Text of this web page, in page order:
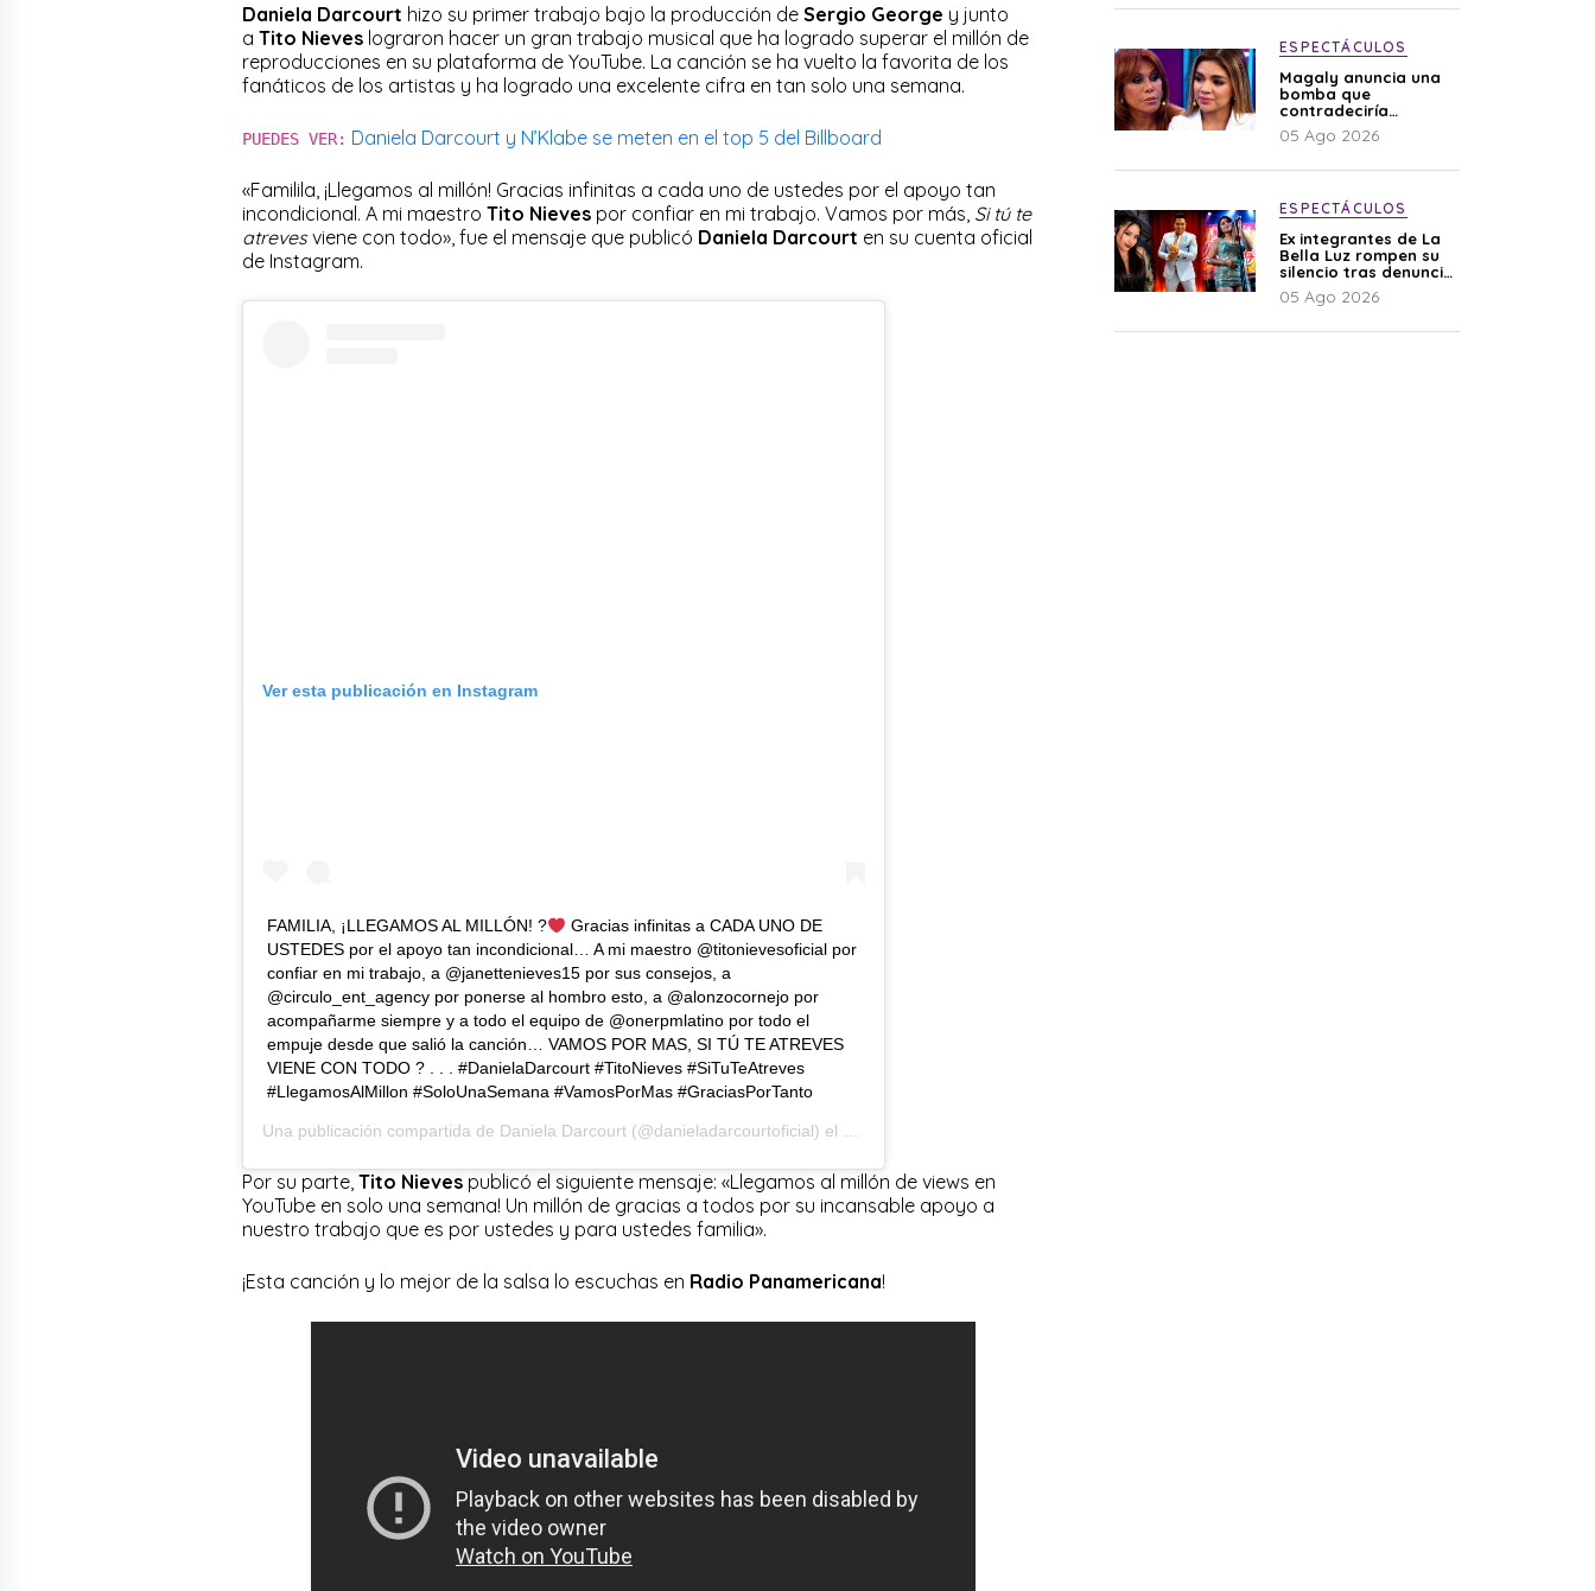
Daniela Darcourt hizo su primer trabajo bajo la producción de Sergio George y junto
a Tito Nieves lograron hacer un gran trabajo musical que ha logrado superar el millón de
reproducciones en su plataforma de YouTube. La canción se ha vuelto la favorita de los
fanáticos de los artistas y ha logrado una excelente cifra en tan solo una semana.
PUEDES VER: Daniela Darcourt y N’Klabe se meten en el top 5 del Billboard
«Familila, ¡Llegamos al millón! Gracias infinitas a cada uno de ustedes por el apoyo tan
incondicional. A mi maestro Tito Nieves por confiar en mi trabajo. Vamos por más, Si tú te
atrevesviene con todo», fue el mensaje que publicó Daniela Darcourt en su cuenta oficial
de Instagram.
Ver esta publicación en Instagram
FAMILIA, ¡LLEGAMOS AL MILLÓN! ?
Gracias infinitas a CADA UNO DE
USTEDES por el apoyo tan incondicional… A mi maestro @titonievesoficial por
confiar en mi trabajo, a @janettenieves15 por sus consejos, a
@circulo_ent_agency por ponerse al hombro esto, a @alonzocornejo por
acompañarme siempre y a todo el equipo de @onerpmlatino por todo el
empuje desde que salió la canción… VAMOS POR MAS, SI TÚ TE ATREVES
VIENE CON TODO ? . . . #DanielaDarcourt #TitoNieves #SiTuTeAtreves
#LlegamosAlMillon #SoloUnaSemana #VamosPorMas #GraciasPorTanto
Una publicación compartida de Daniela Darcourt (@danieladarcourtoficial) el 17 Jul, 2020 a las 6:42 PDT
Por su parte, Tito Nieves publicó el siguiente mensaje: «Llegamos al millón de views en
YouTube en solo una semana! Un millón de gracias a todos por su incansable apoyo a
nuestro trabajo que es por ustedes y para ustedes familia».
¡Esta canción y lo mejor de la salsa lo escuchas en Radio Panamericana!
ESPECTÁCULOS
Magaly anuncia una
bomba que
contradeciría
comunicado de La
Bella Luz: “Hay un
05 Ago 2026
ESPECTÁCULOS
Ex integrantes de La
Bella Luz rompen su
silencio tras denuncia
de Naldy: “Todo el
mundo lo sabía”
05 Ago 2026